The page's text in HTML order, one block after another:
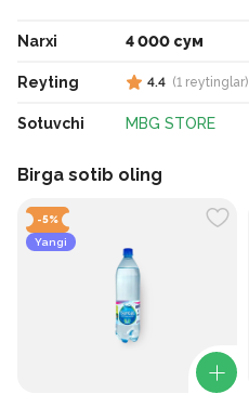
Narxi
Reyting
Sotuvchi
4 000 сум
4.4 (1 reytinglar)
MBG STORE
Birga sotib oling
-5%
Yangi